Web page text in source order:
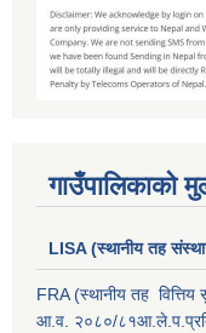
गाउँपालिकाको
LISA (स्थानीय तह
FRA (स्थानीय तह
आ.व. २०८०/